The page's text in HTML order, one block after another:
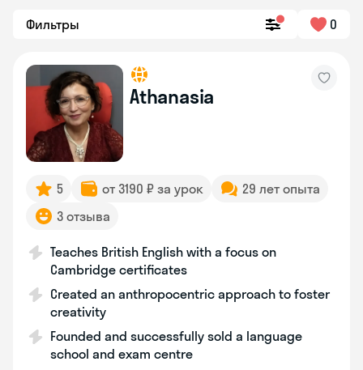
Фильтры 0
Athanasia
5 от 3190 ₽ за урок
29 лет опыта
3 отзыва
Teaches British English with a focus on
Cambridge certificates
Created an anthropocentric approach to foster
creativity
Founded and successfully sold a language
school and exam centre